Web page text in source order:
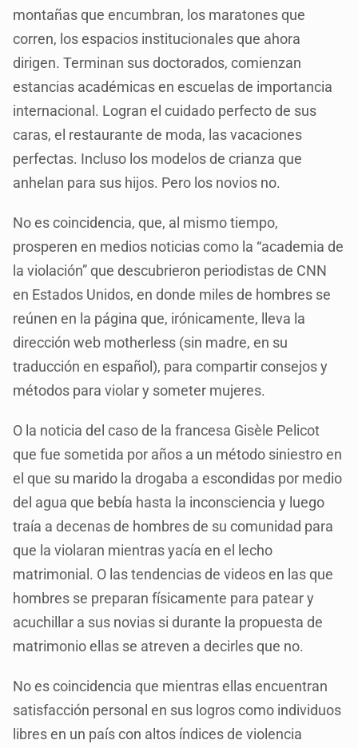
montañas que encumbran, los maratones que
corren, los espacios institucionales que ahora
dirigen. Terminan sus doctorados, comienzan
estancias académicas en escuelas de importancia
internacional. Logran el cuidado perfecto de sus
caras, el restaurante de moda, las vacaciones
perfectas. Incluso los modelos de crianza que
anhelan para sus hijos. Pero los novios no.
No es coincidencia, que, al mismo tiempo,
prosperen en medios noticias como la “academia de
la violación” que descubrieron periodistas de CNN
en Estados Unidos, en donde miles de hombres se
reúnen en la página que, irónicamente, lleva la
dirección web motherless (sin madre, en su
traducción en español), para compartir consejos y
métodos para violar y someter mujeres.
O la noticia del caso de la francesa Gisèle Pelicot
que fue sometida por años a un método siniestro en
el que su marido la drogaba a escondidas por medio
del agua que bebía hasta la inconsciencia y luego
traía a decenas de hombres de su comunidad para
que la violaran mientras yacía en el lecho
matrimonial. O las tendencias de videos en las que
hombres se preparan físicamente para patear y
acuchillar a sus novias si durante la propuesta de
matrimonio ellas se atreven a decirles que no.
No es coincidencia que mientras ellas encuentran
satisfacción personal en sus logros como individuos
libres en un país con altos índices de violencia